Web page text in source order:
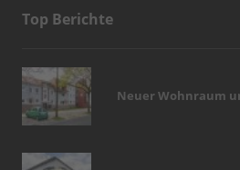
Top Berichte
Neuer Wohnraum